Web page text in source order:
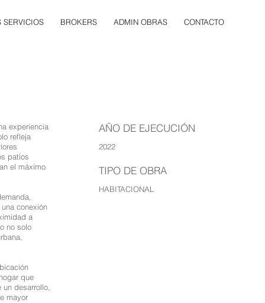
SERVICIOS BROKERS ADMIN OBRAS CONTACTO
experiencia
refleja
patios
el máximo
conexión
a
no solo
que
un desarrollo,
mayor
AÑO DE EJECUCIÓN
2022
TIPO DE OBRA
HABITACIONAL